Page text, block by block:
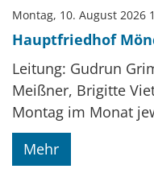
Montag, 10. August 2026
Hauptfriedhof
Leitung: Gudrun
Meißner, Brigitte
Montag im Monat
Mehr